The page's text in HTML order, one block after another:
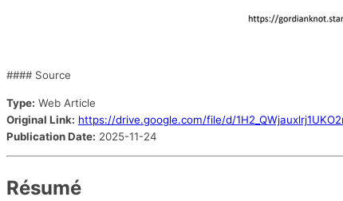
#### Source
Type: Web Article
Original Link: https://drive.google.com/file/d/
Publication Date: 2025-11-24
Résumé